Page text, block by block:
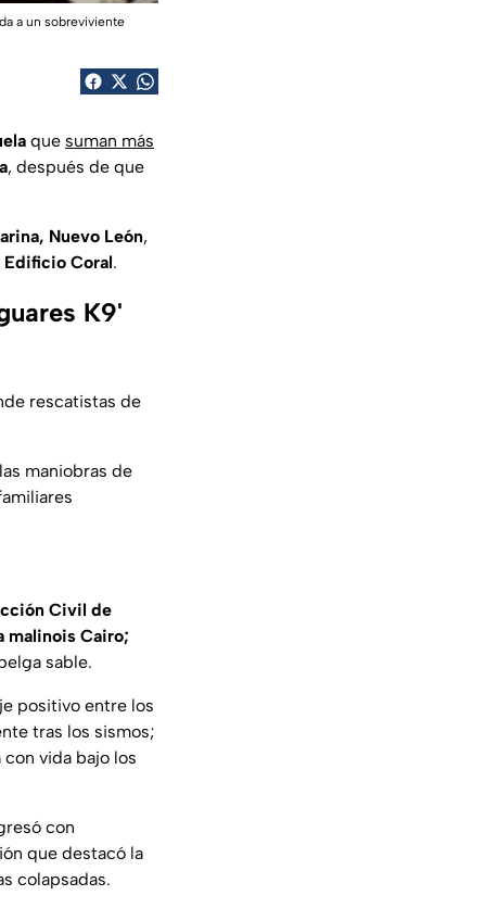
a un sobreviviente
que suman más
, después de que
Nuevo León,
Edificio Coral.
K9'
rescatistas de
maniobras de
Civil de
malinois Cairo;
sable.
positivo entre los
tras los sismos;
vida bajo los
con
que destacó la
colapsadas.